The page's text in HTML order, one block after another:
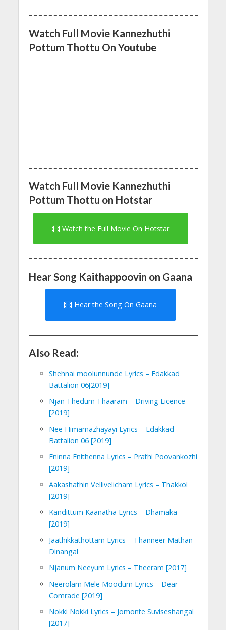
Watch Full Movie Kannezhuthi
Pottum Thottu On Youtube
Watch Full Movie Kannezhuthi
Pottum Thottu on Hotstar
Watch the Full Movie On Hotstar
Hear Song Kaithappoovin on Gaana
Hear the Song On Gaana
Also Read:
Shehnai moolunnunde Lyrics – Edakkad
Battalion 06[2019]
Njan Thedum Thaaram – Driving Licence
[2019]
Nee Himamazhayayi Lyrics – Edakkad
Battalion 06 [2019]
Eninna Enithenna Lyrics – Prathi Poovankozhi
[2019]
Aakashathin Vellivelicham Lyrics – Thakkol
[2019]
Kandittum Kaanatha Lyrics – Dhamaka
[2019]
Jaathikkathottam Lyrics – Thanneer Mathan
Dinangal
Njanum Neeyum Lyrics – Theeram [2017]
Neerolam Mele Moodum Lyrics – Dear
Comrade [2019]
Nokki Nokki Lyrics – Jomonte Suviseshangal
[2017]